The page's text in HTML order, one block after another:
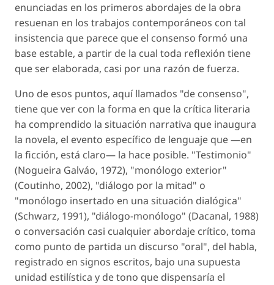
enunciadas en los primeros abordajes de la obra
resuenan en los trabajos contemporáneos con tal
insistencia que parece que el consenso formó una
base estable, a partir de la cual toda reflexión tiene
que ser elaborada, casi por una razón de fuerza.
Uno de esos puntos, aquí llamados "de consenso",
tiene que ver con la forma en que la crítica literaria
ha comprendido la situación narrativa que inaugura
la novela, el evento específico de lenguaje que —en
la ficción, está claro— la hace posible. "Testimonio"
(Nogueira Galváo, 1972), "monólogo exterior"
(Coutinho, 2002), "diálogo por la mitad" o
"monólogo insertado en una situación dialógica"
(Schwarz, 1991), "diálogo-monólogo" (Dacanal, 1988)
o conversación casi cualquier abordaje crítico, toma
como punto de partida un discurso "oral", del habla,
registrado en signos escritos, bajo una supuesta
unidad estilística y de tono que dispensaría el